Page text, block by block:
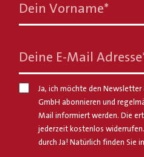
Dein Vorname*
Deine E-Mail Adresse
Ja, ich möchte den
GmbH abonnieren und
Mail informiert werden. Die
jederzeit kostenlos
durch Ja! Natürlich finden Sie